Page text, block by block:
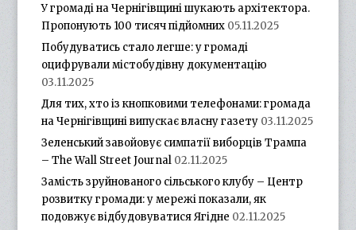
У громаді на Чернігівщині шукають архітектора.
Пропонують 100 тисяч підйомних 05.11.2025
Побудуватись стало легше: у громаді
оцифрували містобудівну документацію
03.11.2025
Для тих, хто із кнопковими телефонами: громада
на Чернігівщині випускає власну газету 03.11.2025
Зеленський завойовує симпатії виборців Трампа
– The Wall Street Journal 02.11.2025
Замість зруйнованого сільського клубу – Центр
розвитку громади: у мережі показали, як
подовжує відбудовуватися Ягідне 02.11.2025